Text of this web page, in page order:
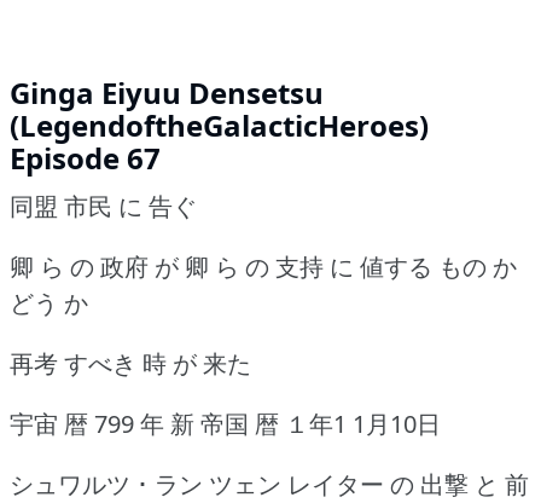
Ginga Eiyuu Densetsu
(LegendoftheGalacticHeroes)
Episode 67
同盟 市民 に 告ぐ
卿 ら の 政府 が 卿 ら の 支持 に 値する もの か
どう か
再考 すべき 時 が 来た
宇宙 暦 799 年 新 帝国 暦 １年1 1月10日
シュワルツ ･ ラン ツェン レイター の 出撃 と 前